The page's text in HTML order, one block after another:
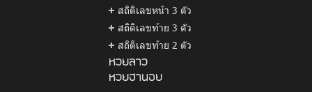
สถิติเลขหน้า 3 ตัว
สถิติเลขท้าย 3 ตัว
สถิติเลขท้าย 2 ตัว
หวยลาว
หวยฮานอย